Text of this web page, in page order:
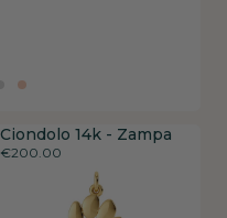
Ciondolo 14k - Zampa
€200.00
Ciondolo 14k - Zampa
€200.00
Ciondolo 14k - Zampa
€200.00